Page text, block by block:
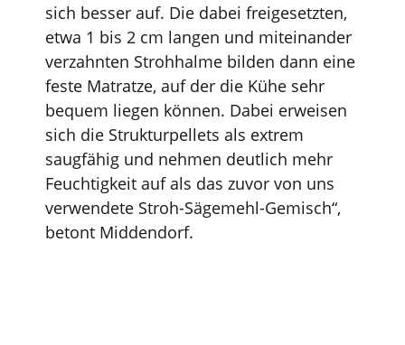
sich besser auf. Die dabei freigesetzten,
etwa 1 bis 2 cm langen und miteinander
verzahnten Strohhalme bilden dann eine
feste Matratze, auf der die Kühe sehr
bequem liegen können. Dabei erweisen
sich die Strukturpellets als extrem
saugfähig und nehmen deutlich mehr
Feuchtigkeit auf als das zuvor von uns
verwendete Stroh-Sägemehl-Gemisch“,
betont Middendorf.